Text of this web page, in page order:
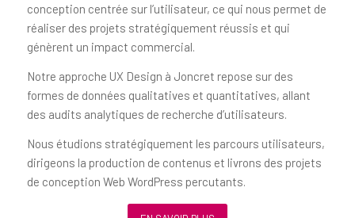
conception centrée sur l’utilisateur, ce qui nous permet de
réaliser des projets stratégiquement réussis et qui
génèrent un impact commercial.
Notre approche UX Design à Joncret repose sur des
formes de données qualitatives et quantitatives, allant
des audits analytiques de recherche d’utilisateurs.
Nous étudions stratégiquement les parcours utilisateurs,
dirigeons la production de contenus et livrons des projets
de conception Web WordPress percutants.